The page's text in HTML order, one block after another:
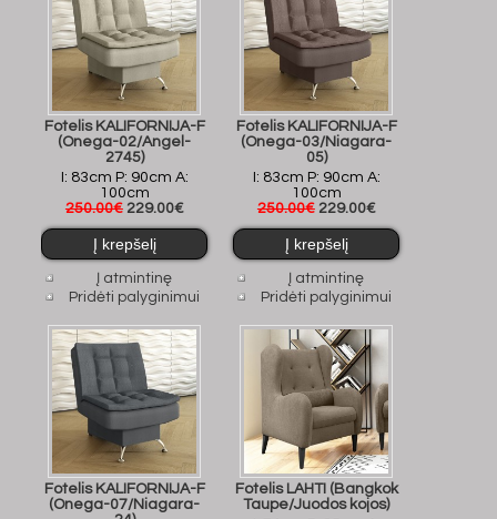
Fotelis KALIFORNIJA-F
(Onega-02/Angel-
2745)
I: 83cm P: 90cm A:
100cm
250.00€ 229.00€
Į atmintinę
Pridėti palyginimui
Fotelis KALIFORNIJA-F
(Onega-03/Niagara-
05)
I: 83cm P: 90cm A:
100cm
250.00€ 229.00€
Į atmintinę
Pridėti palyginimui
Fotelis KALIFORNIJA-F
(Onega-07/Niagara-
Fotelis LAHTI (Bangkok
Taupe/Juodos kojos)